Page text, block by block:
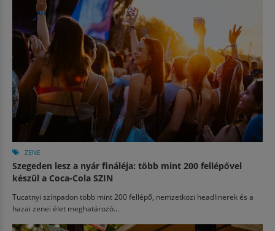
ZENE
Szegeden lesz a nyár fináléja: több mint 200 fellépővel
készül a Coca-Cola SZIN
Tucatnyi színpadon több mint 200 fellépő, nemzetközi headlinerek és a
hazai zenei élet meghatározó...